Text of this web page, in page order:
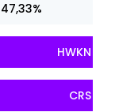
47,33%
HWKN
CRS